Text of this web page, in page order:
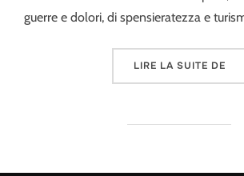
guerre e dolori, di spensieratezza e
LIRE LA SUITE DE«